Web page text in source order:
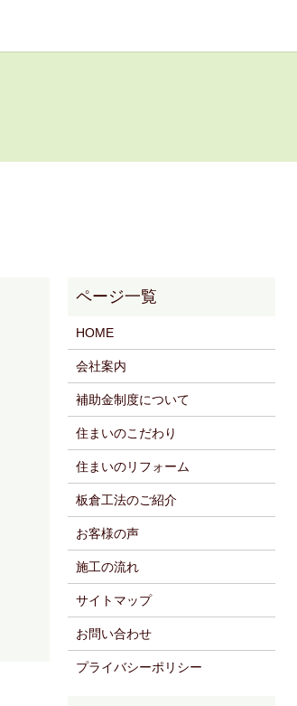
HOME
会社案内
補助金制度について
住まいのこだわり
住まいのリフォーム
板倉工法のご紹介
お客様の声
施工の流れ
サイトマップ
お問い合わせ
プライバシーポリシー